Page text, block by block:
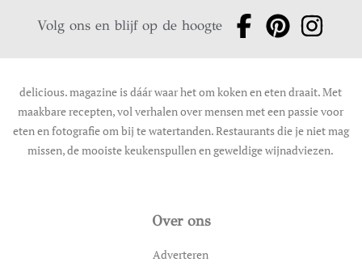
Volg ons en blijf op de hoogte
delicious. magazine is dáár waar het om koken en eten draait. Met
maakbare recepten, vol verhalen over mensen met een passie voor
eten en fotografie om bij te watertanden. Restaurants die je niet mag
missen, de mooiste keukenspullen en geweldige wijnadviezen.
Over ons
Adverteren